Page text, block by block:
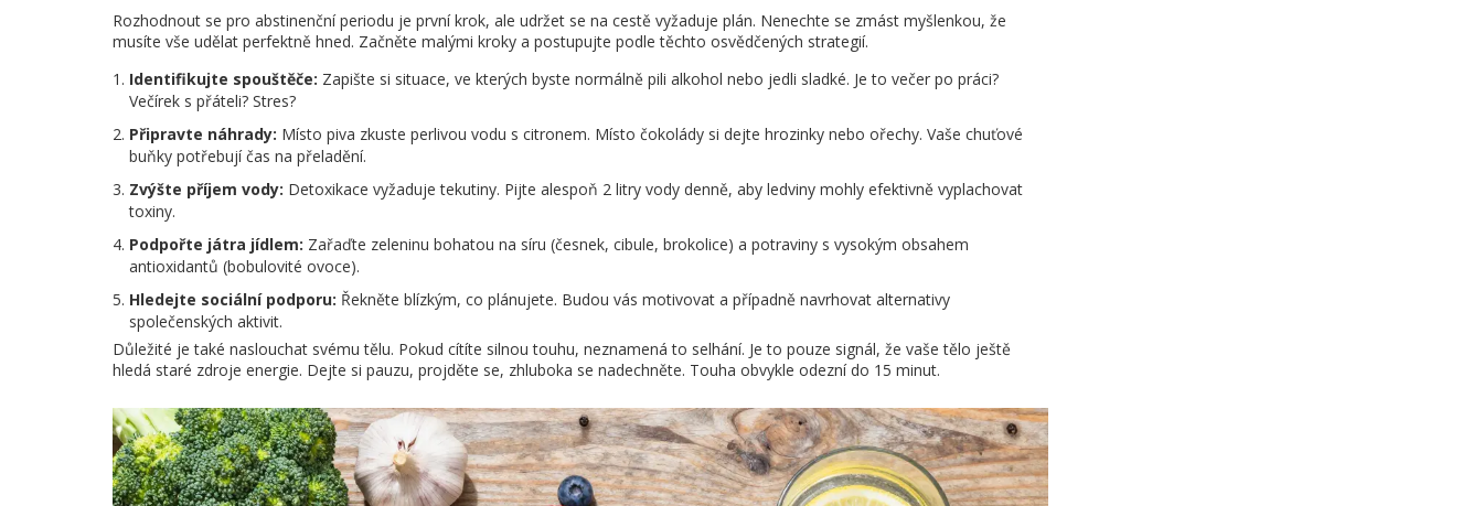
Rozhodnout se pro abstinenční periodu je první krok, ale udržet se na cestě vyžaduje plán. Nenechte se zmást myšlenkou, že
musíte vše udělat perfektně hned. Začněte malými kroky a postupujte podle těchto osvědčených strategií.
Identifikujte spouštěče: Zapište si situace, ve kterých byste normálně pili alkohol nebo jedli sladké. Je to večer po práci?
Večírek s přáteli? Stres?
Připravte náhrady: Místo piva zkuste perlivou vodu s citronem. Místo čokolády si dejte hrozinky nebo ořechy. Vaše chuťové
buňky potřebují čas na přeladění.
Zvýšte příjem vody: Detoxikace vyžaduje tekutiny. Pijte alespoň 2 litry vody denně, aby ledviny mohly efektivně vyplachovat
toxiny.
Podpořte játra jídlem: Zařaďte zeleninu bohatou na síru (česnek, cibule, brokolice) a potraviny s vysokým obsahem
antioxidantů (bobulovité ovoce).
Hledejte sociální podporu: Řekněte blízkým, co plánujete. Budou vás motivovat a případně navrhovat alternativy
společenských aktivit.
Důležité je také naslouchat svému tělu. Pokud cítíte silnou touhu, neznamená to selhání. Je to pouze signál, že vaše tělo ještě
hledá staré zdroje energie. Dejte si pauzu, projděte se, zhluboka se nadechněte. Touha obvykle odezní do 15 minut.